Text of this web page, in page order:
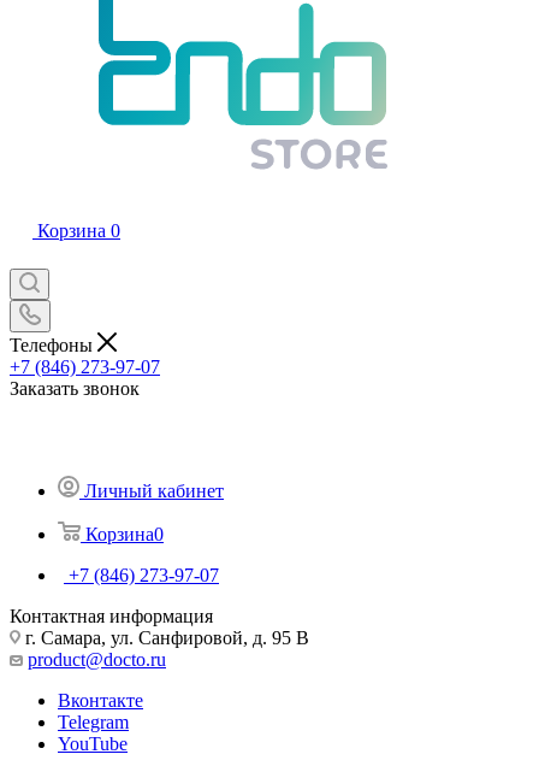
Корзина 0
Телефоны
+7 (846) 273-97-07
Заказать звонок
Личный кабинет
Корзина0
+7 (846) 273-97-07
Контактная информация
г. Самара, ул. Санфировой, д. 95 В
product@docto.ru
Вконтакте
Telegram
YouTube